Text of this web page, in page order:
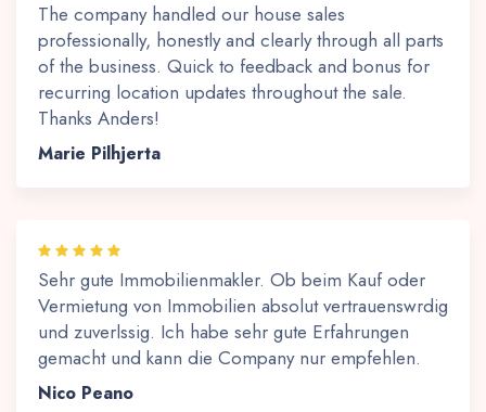
The company handled our house sales
professionally, honestly and clearly through all parts
of the business. Quick to feedback and bonus for
recurring location updates throughout the sale.
Thanks Anders!
Marie Pilhjerta
Sehr gute Immobilienmakler. Ob beim Kauf oder
Vermietung von Immobilien absolut vertrauenswrdig
und zuverlssig. Ich habe sehr gute Erfahrungen
gemacht und kann die Company nur empfehlen.
Nico Peano